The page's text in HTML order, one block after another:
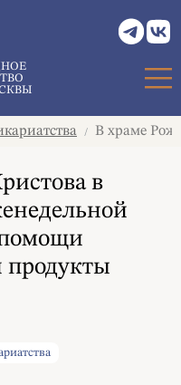
/ В храме
в
помощи
продукты